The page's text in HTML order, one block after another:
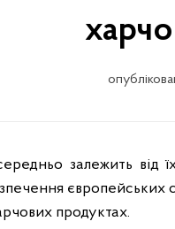
європейських
продуктах.